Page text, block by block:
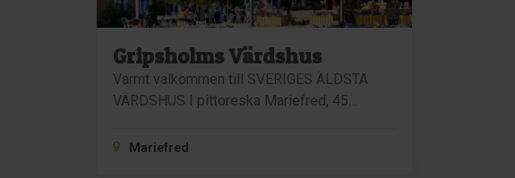
Gripsholms Värdshus
Varmt välkommen till SVERIGES ÄLDSTA
VÄRDSHUS I pittoreska Mariefred, 45…
Mariefred